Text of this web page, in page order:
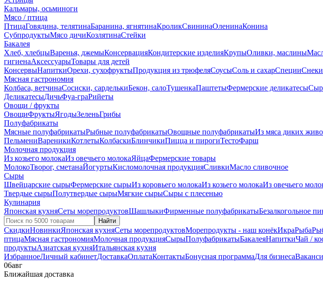
Кальмары, осьминоги
Мясо / птица
ПтицаГовядина, телятинаБаранина, ягнятинаКроликСвининаОленинаКонина
СубпродуктыМясо дичиКозлятинаСтейки
Бакалея
Хлеб, хлебцыВаренья, джемыКонсервацияКондитерские изделияКрупыОливки, маслины
гигиенаАксессуарыТовары для детей
КонсервыНапиткиОрехи, сухофруктыПродукция из трюфеляСоусыСоль и сахарСпецииСнеки
Мясная гастрономия
Колбаса, ветчинаСосиски, сарделькиБекон, салоТушенкаПаштетыФермерские деликатесы
ДеликатесыДичьФуа-граРийеты
Овощи / фрукты
ОвощиФруктыЯгодыЗеленьГрибы
Полуфабрикаты
Мясные полуфабрикатыРыбные полуфабрикатыОвощные полуфабрикатыИз мяса диких
ПельмениВареникиКотлетыКолбаскиБлинчикиПицца и пирогиТестоФарш
Молочная продукция
Из козьего молокаИз овечьего молокаЯйцаФермерские товары
МолокоТворог, сметанаЙогуртыКисломолочная продукцияСливкиМасло сливочное
Сыры
Швейцарские сырыФермерские сырыИз коровьего молокаИз козьего молокаИз овечьего
Твердые сырыПолутвердые сырыМягкие сырыСыры c плесенью
Кулинария
Японская кухняСеты морепродуктовШашлыкиФирменные полуфабрикатыБезалкогольное
Найти
СкидкиНовинкиЯпонская кухняСеты морепродуктовМорепродукты - наш конёкИкраРыба
птицаМясная гастрономияМолочная продукцияСырыПолуфабрикатыБакалеяНапиткиЧай /
продуктыАзиатская кухняИтальянская кухня
ИзбранноеЛичный кабинетДоставкаОплатаКонтактыБонусная программаДля бизнеса
06авг
Ближайшая доставка